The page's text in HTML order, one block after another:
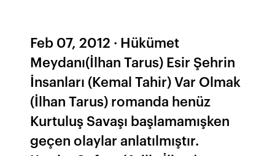
Feb 07, 2012 · Hükümet
Meydanı(İlhan Tarus) Esir Şehrin
İnsanları (Kemal Tahir) Var Olmak
(İlhan Tarus) romanda henüz
Kurtuluş Savaşı başlamamışken
geçen olaylar anlatılmıştır.